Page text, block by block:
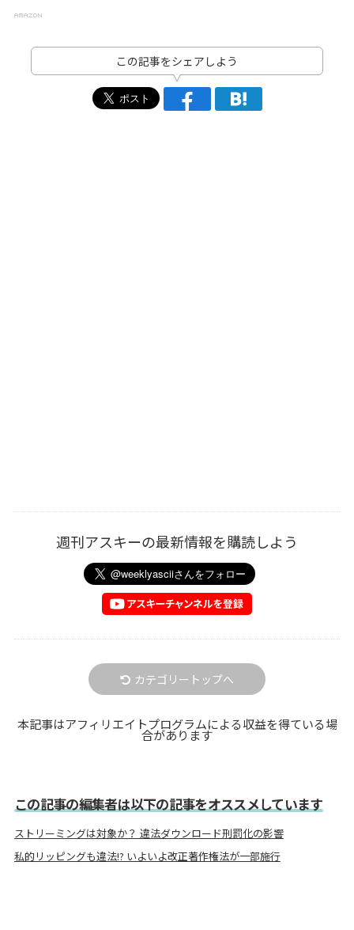
この記事をシェアしよう
週刊アスキーの最新情報を購読しよう
カテゴリートップへ
本記事はアフィリエイトプログラムによる収益を得ている場
合があります
この記事の編集者は以下の記事をオススメしています
ストリーミングは対象か？ 違法ダウンロード刑罰化の影響
私的リッピングも違法!? いよいよ改正著作権法が一部施行